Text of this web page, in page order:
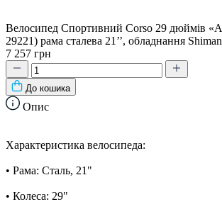
Велосипед Спортивний Corso 29 дюймів
29221) рама сталева 21’’, обладнання
7 257 грн
До кошика
Опис
Характеристика велосипеда:
• Рама: Сталь, 21"
• Колеса: 29"